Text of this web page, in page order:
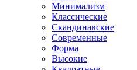
Минимализм
Классические
Скандинавские
Современные
Форма
Высокие